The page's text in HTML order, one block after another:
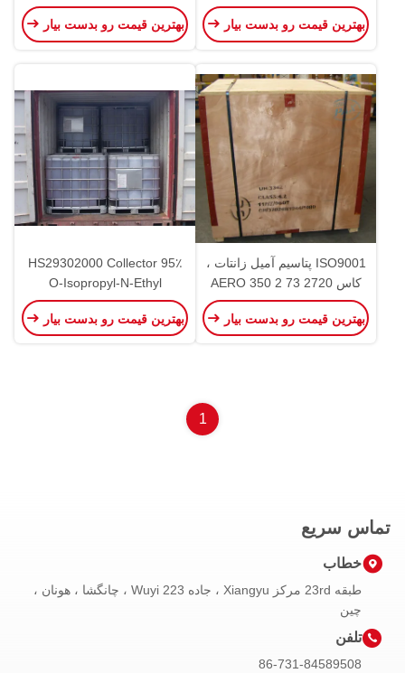
93-2 XANTHATE Z-11
بهترین قیمت رو بدست بیار
Xanthate CAS 25306-75-6
Class 4.2
بهترین قیمت رو بدست بیار
ISO9001 پتاسیم آمیل زانتات ،
کاس 2720 73 2 AERO 350
مواد شیمیایی شناور سازی مس
بهترین قیمت رو بدست بیار
HS29302000 Collector 95٪
O-Isopropyl-N-Ethyl
Thionocarbamate برای
شناورسازی معادن
بهترین قیمت رو بدست بیار
1
تماس سریع
خطاب
طبقه 23rd مرکز Xiangyu ، جاده 223 Wuyi ، چانگشا ، هونان ،
چین
تلفن
86-731-84589508